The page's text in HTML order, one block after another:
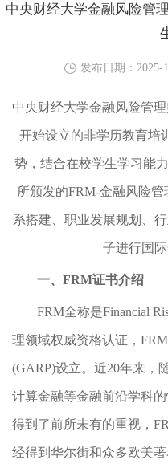
中央财经大学金融风险管
发布日期：2025-
中央财经大学金融风险管
开始设立的非学历教育培
势，结合在校学生学习能
所颁发的FRM-金融风险
系搭建、职业发展规划、
子进行国际
一、FRM证书介绍
FRM全称是Financial
理领域权威资格认证，
(GARP)设立。近20年来，
计算金融等金融前沿学科
得到了前所未有的重视，
经得到华尔街和众多欧美